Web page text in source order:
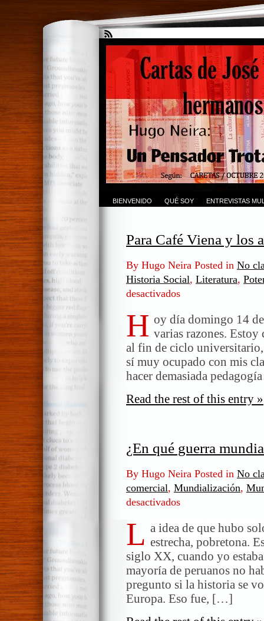
BIENVENIDO QUÉ SOY ENTREVISTAS
Para Café Viena y los
By Hugo Neira Posted in No
Historia Social, Literatura,
desactivados
Café
los
amigos
lectores
H oy día domingo 14
varias razones.
al fin de ciclo universitario,
sí muy ocupado con mis
hacer demasiada
Read the rest of this entry »
¿En qué guerra
By Hugo Neira Posted in No
comercial, Mundialización,
desactivados
qué
guerra
mundial
estamos?
En
la
de
L a idea de que hubo
estrecha, pobretona.
siglo XX, cuando yo
mayoría de peruanos no
pregunto si la historia se
Europa. Eso fue, […]